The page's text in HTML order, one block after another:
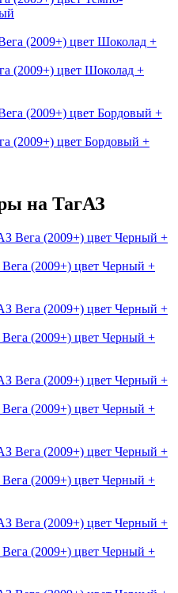
(2009+) цвет Шоколад +
(2009+) цвет Бордовый +
на ТагАЗ
(2009+) цвет Черный +
(2009+) цвет Черный +
(2009+) цвет Черный +
(2009+) цвет Черный +
(2009+) цвет Черный +